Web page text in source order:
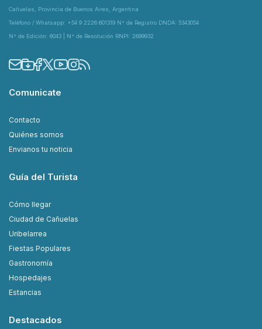
Cañuelas, Provincia de Buenos Aires, Argentina
Teléfono / Whatsapp: +54 9 2226 601319 N° de Registro DNDA: 5343054
N° de Edición: 6043 | N° de Resolución RNPI: 2699932
Comunicate
Contacto
Quiénes somos
Envianos tu noticia
Guía del Turista
Cómo llegar
Ciudad de Cañuelas
Uribelarrea
Fiestas Populares
Gastronomía
Hospedajes
Estancias
Destacados